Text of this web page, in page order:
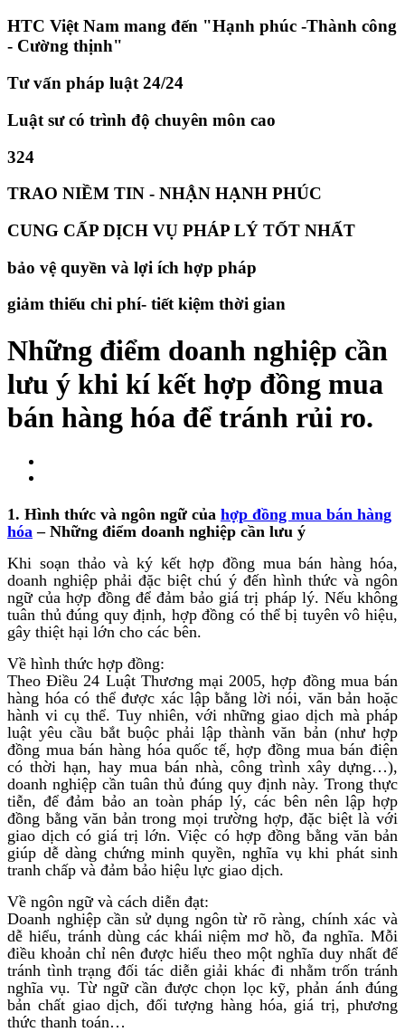
HTC Việt Nam mang đến "Hạnh phúc -Thành công
- Cường thịnh"
Tư vấn pháp luật 24/24
Luật sư có trình độ chuyên môn cao
324
TRAO NIỀM TIN - NHẬN HẠNH PHÚC
CUNG CẤP DỊCH VỤ PHÁP LÝ TỐT NHẤT
bảo vệ quyền và lợi ích hợp pháp
giảm thiếu chi phí- tiết kiệm thời gian
Những điểm doanh nghiệp cần
lưu ý khi kí kết hợp đồng mua
bán hàng hóa để tránh rủi ro.
1. Hình thức và ngôn ngữ của hợp đồng mua bán hàng
hóa – Những điểm doanh nghiệp cần lưu ý
Khi soạn thảo và ký kết hợp đồng mua bán hàng hóa,
doanh nghiệp phải đặc biệt chú ý đến hình thức và ngôn
ngữ của hợp đồng để đảm bảo giá trị pháp lý. Nếu không
tuân thủ đúng quy định, hợp đồng có thể bị tuyên vô hiệu,
gây thiệt hại lớn cho các bên.
Về hình thức hợp đồng:
Theo Điều 24 Luật Thương mại 2005, hợp đồng mua bán
hàng hóa có thể được xác lập bằng lời nói, văn bản hoặc
hành vi cụ thể. Tuy nhiên, với những giao dịch mà pháp
luật yêu cầu bắt buộc phải lập thành văn bản (như hợp
đồng mua bán hàng hóa quốc tế, hợp đồng mua bán điện
có thời hạn, hay mua bán nhà, công trình xây dựng…),
doanh nghiệp cần tuân thủ đúng quy định này. Trong thực
tiễn, để đảm bảo an toàn pháp lý, các bên nên lập hợp
đồng bằng văn bản trong mọi trường hợp, đặc biệt là với
giao dịch có giá trị lớn. Việc có hợp đồng bằng văn bản
giúp dễ dàng chứng minh quyền, nghĩa vụ khi phát sinh
tranh chấp và đảm bảo hiệu lực giao dịch.
Về ngôn ngữ và cách diễn đạt:
Doanh nghiệp cần sử dụng ngôn từ rõ ràng, chính xác và
dễ hiểu, tránh dùng các khái niệm mơ hồ, đa nghĩa. Mỗi
điều khoản chỉ nên được hiểu theo một nghĩa duy nhất để
tránh tình trạng đối tác diễn giải khác đi nhằm trốn tránh
nghĩa vụ. Từ ngữ cần được chọn lọc kỹ, phản ánh đúng
bản chất giao dịch, đối tượng hàng hóa, giá trị, phương
thức thanh toán…